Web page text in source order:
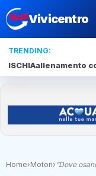
Vivicentro
TRENDING:
ISCHIAallenamento
Home›Motori› “Dove